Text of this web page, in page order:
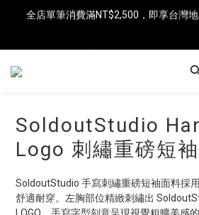
即日起消費滿NT$8,000免運（中國、香
SoldoutStudio
Logo 刺繡重磅短
SoldoutStudio 手寫刺繡重磅短袖面料採
舒適耐穿。左胸部位精緻刺繡出